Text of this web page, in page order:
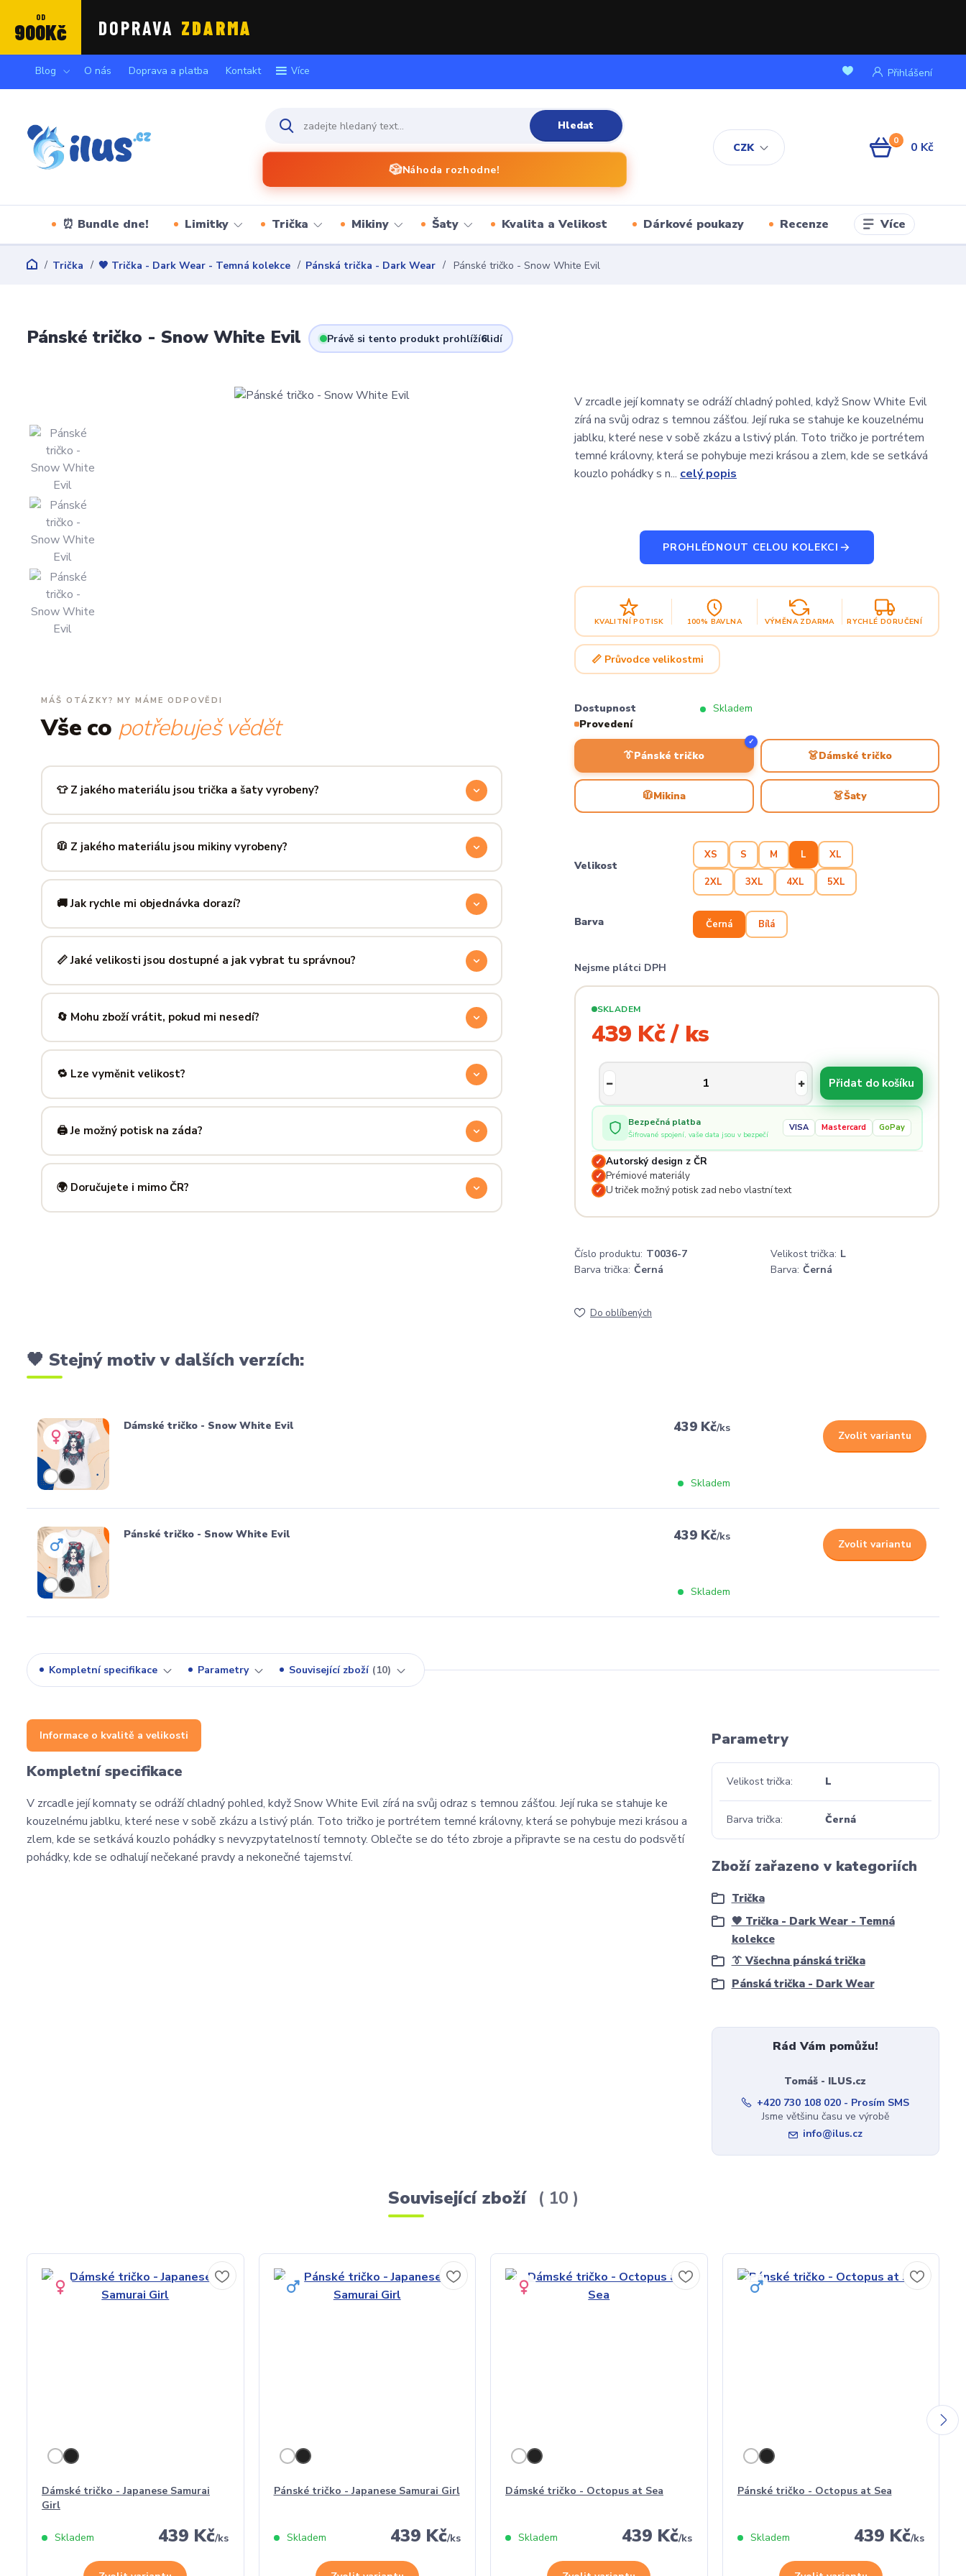
OD
900Kč DOPRAVA ZDARMA
Blog O nás Doprava a platba Kontakt Více
CZK
Přihlášení
Hledat
🎲Náhoda rozhodne!
0 0 Kč
⏰ Bundle dne! Limitky Trička Mikiny Šaty Kvalita a Velikost Dárkové poukazy Recenze Více
Trička 🖤 Trička - Dark Wear - Temná kolekce Pánská trička - Dark Wear Pánské tričko - Snow White Evil
Pánské tričko - Snow White Evil Právě si tento produkt prohlíží6lidí
MÁŠ OTÁZKY? MY MÁME ODPOVĚDI
Vše co potřebuješ vědět
👕 Z jakého materiálu jsou trička a šaty vyrobeny?
Používáme prémiovou 100% bavlnu — měkkou na dotek, prodyšnou a odolnou. Produkt si
zachová tvar i barvu i po desítkách praní. Kvalita, kterou pocítíš hned při prvním oblečení.
🧥 Z jakého materiálu jsou mikiny vyrobeny?
Mikiny šijeme ze směsi80 % bavlny a 20 % polyesteru— příjemně hřejivá, pevná a zároveň
prodyšná kombinace, která si dlouho drží tvar i po opakovaném praní.
🚚 Jak rychle mi objednávka dorazí?
Mimo sezónu balíme a odesíláme do 3 pracovních dní. Doručení přes PPL, GLS nebo Českou
poštu trvá obvykle 1–3 pracovní dny — zboží tak můžeš mít u sebe už za pár dní.
📏 Jaké velikosti jsou dostupné a jak vybrat tu správnou?
Nabízíme velikosti XS až 5XL, takže si vybere opravdu každý. Klikni naPrůvodce velikostmi
výše — najdeš tam přesné míry v cm a výběr velikosti bude hračka.
🔄 Mohu zboží vrátit, pokud mi nesedí?
Samozřejmě. Máš plných14 dní na vráceníbez udání důvodu. Stačí nás kontaktovat na
info@ilus.cza vše vyřídíme rychle a bez komplikací.
🔁 Lze vyměnit velikost?
Standardně výměnu nenabízíme, ale víme, že se to stane — proto se nebojte napsat na
info@ilus.cz. Většinou společně najdeme řešení, které vás potěší.
🖨️ Je možný potisk na záda?
Ano! Potisk zad je možný u většiny našich produktů — skvělé pro originální dárky nebo párové
kousky. Napiš nám předem na
🌍 Doručujete i mimo ČR?
V zrcadle její komnaty se odráží chladný pohled, když Snow White Evil
zírá na svůj odraz s temnou zášťou. Její ruka se stahuje ke kouzelnému
jablku, které nese v sobě zkázu a lstivý plán. Toto tričko je portrétem
temné královny, která se pohybuje mezi krásou a zlem, kde se setkává
kouzlo pohádky s n... celý popis
PROHLÉDNOUT CELOU KOLEKCI
KVALITNÍ POTISK 100% BAVLNA VÝMĚNA ZDARMA RYCHLÉ DORUČENÍ
📏 Průvodce velikostmi
Dostupnost
Skladem
Provedení
👔Pánské tričko
✓
👗Dámské tričko
🧥Mikina 👗Šaty
Velikost
XS S M L XL
2XL 3XL 4XL 5XL
Barva Černá Bílá
Nejsme plátci DPH
SKLADEM
439 Kč / ks
Přidat do košíku
Bezpečná platba
Šifrované spojení, vaše data jsou v bezpečí
VISA Mastercard GoPay
✓ Autorský design z ČR
✓ Prémiové materiály
✓ U triček možný potisk zad nebo vlastní text
Číslo produktu: T0036-7 Velikost trička: L
Barva trička: Černá Barva: Černá
Do oblíbených
🖤 Stejný motiv v dalších verzích:
Dámské tričko - Snow White Evil 439 Kč/ks
Skladem
Zvolit variantu
Pánské tričko - Snow White Evil 439 Kč/ks
Skladem
Zvolit variantu
Kompletní specifikace Parametry Související zboží 10
Informace o kvalitě a velikosti
Kompletní specifikace
V zrcadle její komnaty se odráží chladný pohled, když Snow White Evil zírá na svůj odraz s temnou zášťou. Její ruka se stahuje ke
kouzelnému jablku, které nese v sobě zkázu a lstivý plán. Toto tričko je portrétem temné královny, která se pohybuje mezi krásou a
zlem, kde se setkává kouzlo pohádky s nevyzpytatelností temnoty. Oblečte se do této zbroje a připravte se na cestu do podsvětí
pohádky, kde se odhalují nečekané pravdy a nekonečné tajemství.
Parametry
Velikost trička L
Barva trička Černá
Zboží zařazeno v kategoriích
Trička
🖤 Trička - Dark Wear - Temná
kolekce
👔 Všechna pánská trička
Pánská trička - Dark Wear
Rád Vám pomůžu!
Tomáš - ILUS.cz
+420 730 108 020 - Prosím SMS
Jsme většinu času ve výrobě
info@ilus.cz
Související zboží 10
Dámské tričko - Japanese Samurai
Girl
439 Kč/ks
Skladem
Pánské tričko - Japanese Samurai Girl
439 Kč/ks
Skladem
Dámské tričko - Octopus at Sea
439 Kč/ks
Skladem
Pánské tričko - Octopus at Sea
439 Kč/ks
Skladem